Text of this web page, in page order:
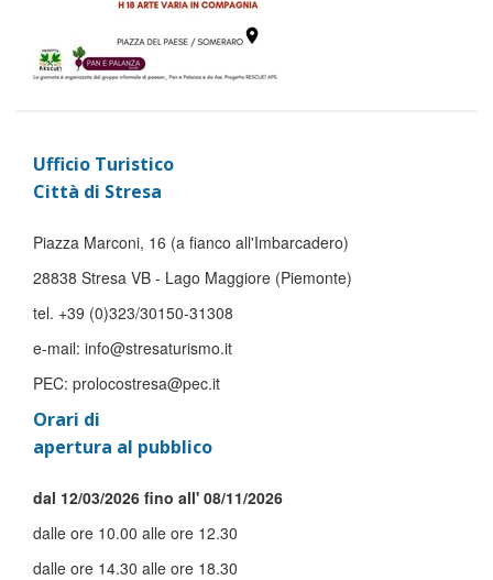
Ufficio Turistico
Città di Stresa
Piazza Marconi, 16 (a fianco all'Imbarcadero)
28838 Stresa VB - Lago Maggiore (Piemonte)
tel. +39 (0)323/30150-31308
e-mail: info@stresaturismo.it
PEC: prolocostresa@pec.it
Orari di
apertura al pubblico
dal 12/03/2026 fino all' 08/11/2026
dalle ore 10.00 alle ore 12.30
dalle ore 14.30 alle ore 18.30